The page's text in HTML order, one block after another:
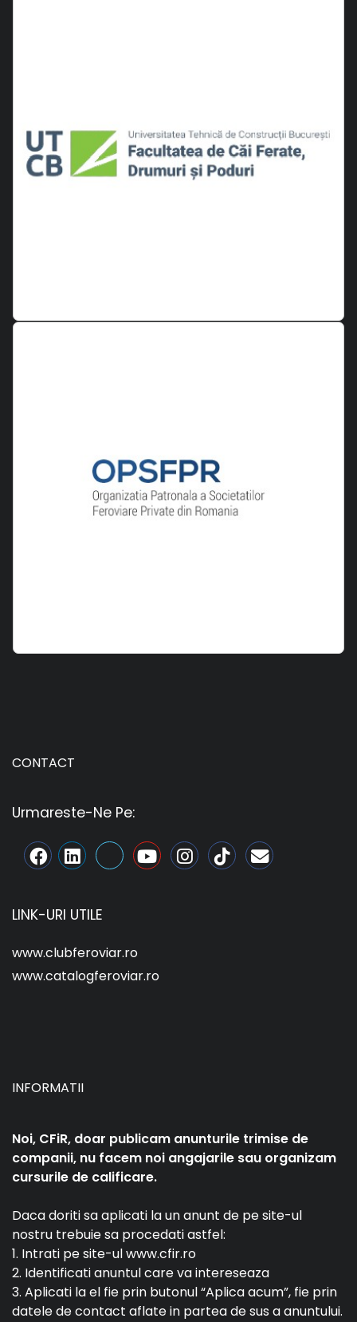
CONTACT
Urmareste-Ne Pe:
LINK-URI UTILE
www.clubferoviar.ro
www.catalogferoviar.ro
INFORMATII
Noi, CFiR, doar publicam anunturile trimise de
companii, nu facem noi angajarile sau organizam
cursurile de calificare.
Daca doriti sa aplicati la un anunt de pe site-ul
nostru trebuie sa procedati astfel:
1. Intrati pe site-ul www.cfir.ro
2. Identificati anuntul care va intereseaza
3. Aplicati la el fie prin butonul “Aplica acum”, fie prin
datele de contact aflate in partea de sus a anuntului.